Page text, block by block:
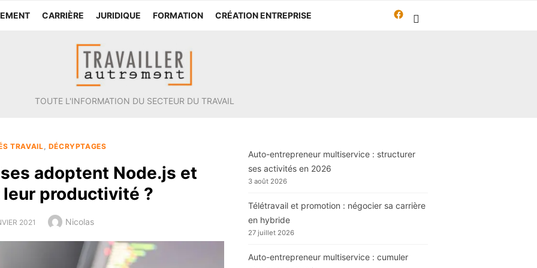
CARRIÈRE JURIDIQUE FORMATION CRÉATION ENTREPRISE
Travailleur-
TOUTE L'INFORMATION DU SECTEUR DU TRAVAIL
TRAVAIL, DÉCRYPTAGES
adoptent Node.js et
productivité ?
2021 Author
Nicolas
Auto-entrepreneur multiservice : structurer
ses activités en 2026
3 août 2026
Télétravail et promotion : négocier sa carrière
en hybride
27 juillet 2026
Auto-entrepreneur multiservice : cumuler